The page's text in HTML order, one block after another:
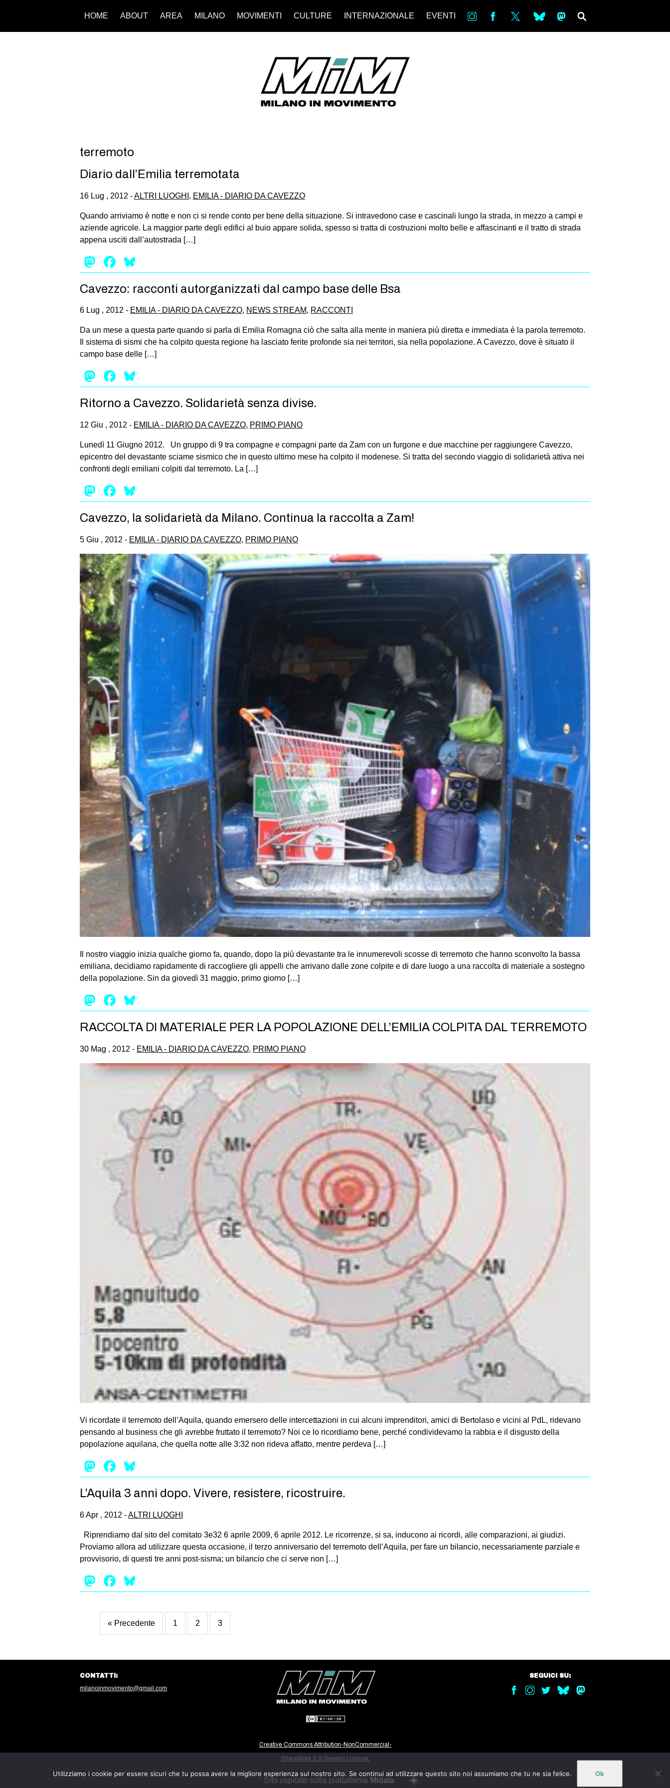
HOME ABOUT AREA MILANO MOVIMENTI CULTURE INTERNAZIONALE EVENTI in bsky ms
terremoto
Diario dall’Emilia terremotata
16 Lug , 2012 -ALTRI LUOGHI , EMILIA - DIARIO DA CAVEZZO
Quando arriviamo è notte e non ci si rende conto per bene della situazione. Si intravedono case e cascinali lungo la strada, in mezzo a campi e
aziende agricole. La maggior parte degli edifici al buio appare solida, spesso si tratta di costruzioni molto belle e affascinanti e il tratto di strada
appena usciti dall’autostrada […]
Mastodon
Facebook
Cavezzo: racconti autorganizzati dal campo base delle Bsa
6 Lug , 2012 - EMILIA - DIARIO DA CAVEZZO, NEWS STREAM, RACCONTI
Da un mese a questa parte quando si parla di Emilia Romagna ciò che salta alla mente in maniera più diretta e immediata è la parola terremoto.
Il sistema di sismi che ha colpito questa regione ha lasciato ferite profonde sia nei territori, sia nella popolazione. A Cavezzo, dove è situato il
campo base delle […]
Mastodon
Facebook
Ritorno a Cavezzo. Solidarietà senza divise.
12 Giu , 2012 - EMILIA - DIARIO DA CAVEZZO, PRIMO PIANO
Lunedì 11 Giugno 2012. Un gruppo di 9 tra compagne e compagni parte da Zam con un furgone e due macchine per raggiungere Cavezzo,
epicentro del devastante sciame sismico che in questo ultimo mese ha colpito il modenese. Si tratta del secondo viaggio di solidarietà attiva nei
confronti degli emiliani colpiti dal terremoto. La […]
Mastodon
Facebook
Cavezzo, la solidarietà da Milano. Continua la raccolta a Zam!
5 Giu , 2012 - EMILIA - DIARIO DA CAVEZZO, PRIMO PIANO
Il nostro viaggio inizia qualche giorno fa, quando, dopo la più devastante tra le innumerevoli scosse di terremoto che hanno sconvolto la bassa
emiliana, decidiamo rapidamente di raccogliere gli appelli che arrivano dalle zone colpite e di dare luogo a una raccolta di materiale a sostegno
della popolazione. Sin da giovedì 31 maggio, primo giorno […]
Mastodon
Facebook
RACCOLTA DI MATERIALE PER LA POPOLAZIONE DELL’EMILIA COLPITA DAL TERREMOTO
30 Mag , 2012 - EMILIA - DIARIO DA CAVEZZO, PRIMO PIANO
Vi ricordate il terremoto dell’Aquila, quando emersero delle intercettazioni in cui alcuni imprenditori, amici di Bertolaso e vicini al PdL, ridevano
pensando al business che gli avrebbe fruttato il terremoto? Noi ce lo ricordiamo bene, perché condividevamo la rabbia e il disgusto della
popolazione aquilana, che quella notte alle 3:32 non rideva affatto, mentre perdeva […]
Mastodon
Facebook
L’Aquila 3 anni dopo. Vivere, resistere, ricostruire.
6 Apr , 2012 -ALTRI LUOGHI
Riprendiamo dal sito del comitato 3e32 6 aprile 2009, 6 aprile 2012. Le ricorrenze, si sa, inducono ai ricordi, alle comparazioni, ai giudizi.
Proviamo allora ad utilizzare questa occasione, il terzo anniversario del terremoto dell’Aquila, per fare un bilancio, necessariamente parziale e
provvisorio, di questi tre anni post-sisma; un bilancio che ci serve non […]
Mastodon
Facebook
« Precedente 1 2 3
Creative Commons Attribution-NonCommercial-
ShareAlike 2.5 Generic License.
CONTATTI:
milanoinmovimento@gmail.com
SEGUICI SU:
Sito ospitato sulla piattaforma Midala
Utilizziamo i cookie per essere sicuri che tu possa avere la migliore esperienza sul nostro sito. Se continui ad utilizzare questo sito noi assumiamo che tu ne sia felice. Ok